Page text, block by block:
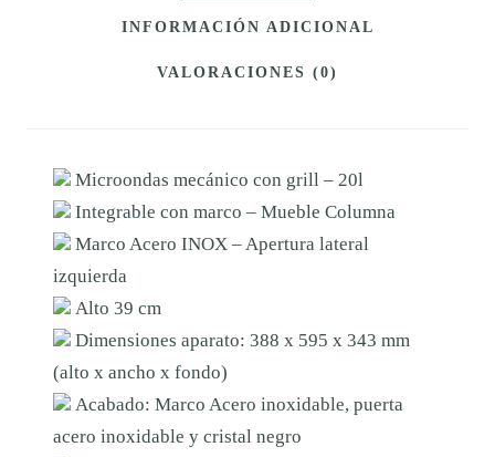
O
R
3
M
W
B
2
0
C
INFORMACIÓN ADICIONAL
VALORACIONES (0)
Microondas mecánico con grill – 20l
Integrable con marco – Mueble Columna
Marco Acero INOX – Apertura lateral
izquierda
Alto 39 cm
Dimensiones aparato: 388 x 595 x 343 mm
(alto x ancho x fondo)
Acabado: Marco Acero inoxidable, puerta
acero inoxidable y cristal negro